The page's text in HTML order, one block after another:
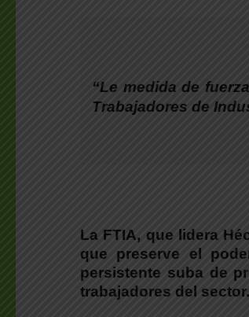
“Le medida de
Trabajadores de
La FTIA, que lidera
que preserve el
persistente suba de
trabajadores del sector.